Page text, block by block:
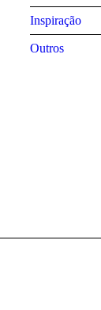
Inspiração
Outros